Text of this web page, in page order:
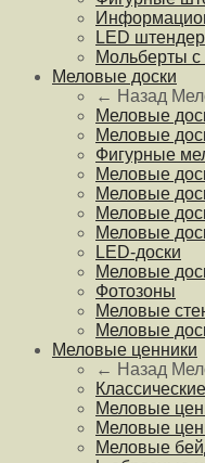
LED
Мольберты с
Меловые доски
← Назад
Меловые
Меловые
Фигурные
Меловые
Меловые
Меловые
Меловые
LED-доски
Меловые
Фотозоны
Меловые
Меловые
Меловые ценники
← Назад
Меловые
Меловые
Меловые